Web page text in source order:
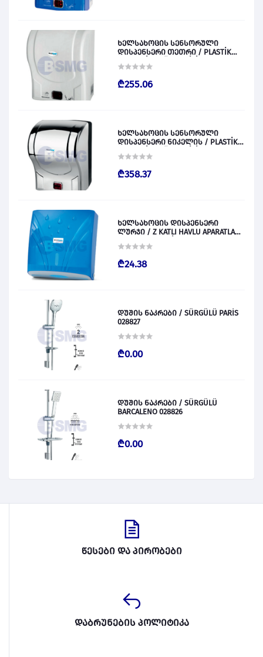
ხელსახოცის სენსორული
დისპენსერი თეთრი / PLASTİK
028829
₾255.06
ხელსახოცის სენსორული
დისპენსერი ნიკელის / PLASTİK
028830
₾358.37
ხელსახოცის დისპენსერი
ლურჯი / Z KATLI HAVLU APARATLARI
₾24.38
დუშის ნაკრები / SÜRGÜLÜ PARİS
028827
₾0.00
დუშის ნაკრები / SÜRGÜLÜ
BARCALENO 028826
₾0.00
წესები და პირობები
დაბრუნების პოლიტიკა